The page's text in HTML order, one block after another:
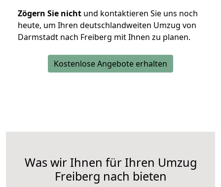
Zögern Sie nicht und kontaktieren Sie uns noch
heute, um Ihren deutschlandweiten Umzug von
Darmstadt nach Freiberg mit Ihnen zu planen.
Kostenlose Angebote erhalten
Was wir Ihnen für Ihren Umzug
Freiberg nach bieten